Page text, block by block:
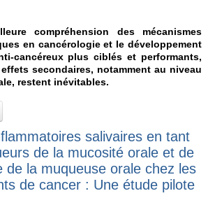
compréhension des mécanismes
en cancérologie et le développement
cancéreux plus ciblés et performants,
secondaires, notamment au niveau
restent inévitables.
salivaires en tant
de la mucosité orale et de
de la muqueuse orale chez les
de cancer : Une étude pilote